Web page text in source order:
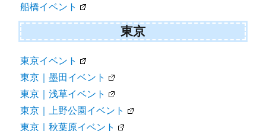
船橋イベント
東京
東京イベント
東京｜墨田イベント
東京｜浅草イベント
東京｜上野公園イベント
東京｜秋葉原イベント